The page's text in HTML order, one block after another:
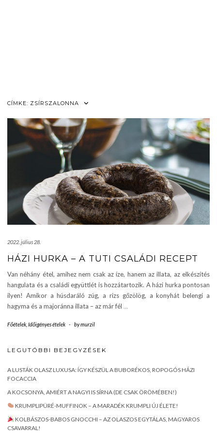
CÍMKE: ZSÍRSZALONNA
2022. július 28.
HÁZI HURKA – A TUTI CSALÁDI RECEPT
Van néhány étel, amihez nem csak az íze, hanem az illata, az elkészítés
hangulata és a családi együttlét is hozzátartozik. A házi hurka pontosan
ilyen! Amikor a húsdaráló zúg, a rizs gőzölög, a konyhát belengi a
hagyma és a majoránna illata – az már fél …
Főételek Időigényes ételek - bymurzil
LEGUTÓBBI BEJEGYZÉSEK
A LUSTÁK OLASZ LUXUSA: ÍGY KÉSZÜL A BUBORÉKOS, ROPOGÓS HÁZI
FOCACCIA
A KOCSONYA, AMIÉRT A NAGYI IS SÍRNA (DE CSAK ÖRÖMÉBEN!)
KRUMPLIPÜRÉ-MUFFINOK – A MARADÉK KRUMPLI ÚJ ÉLETE!
KOLBÁSZOS-BABOS GNOCCHI – AZ OLASZOS EGYTÁLAS, MAGYAROS
CSAVARRAL!